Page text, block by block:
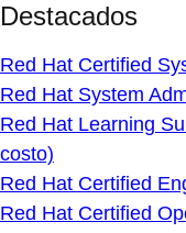
Destacados
Red Hat Certified
Red Hat System
Red Hat Learning
costo)
Red Hat Certified
Red Hat Certified